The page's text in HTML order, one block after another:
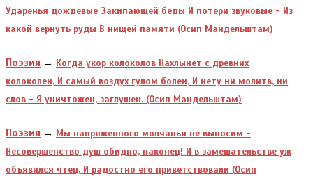
Ударенья дождевые Закипающей беды И потери звуковые - Из
какой вернуть руды В нищей памяти (Осип Мандельштам)
Поэзия → Когда укор колоколов Нахлынет с древних
колоколен, И самый воздух гулом болен, И нету ни молитв, ни
слов - Я уничтожен, заглушен. (Осип Мандельштам)
Поэзия → Мы напряженного молчанья не выносим -
Несовершенство душ обидно, наконец! И в замешательстве уж
объявился чтец, И радостно его приветствовали (Осип